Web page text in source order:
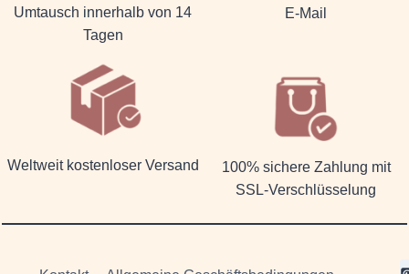
Umtausch innerhalb von 14
Tagen
E-Mail
Weltweit kostenloser Versand
100% sichere Zahlung mit
SSL-Verschlüsselung